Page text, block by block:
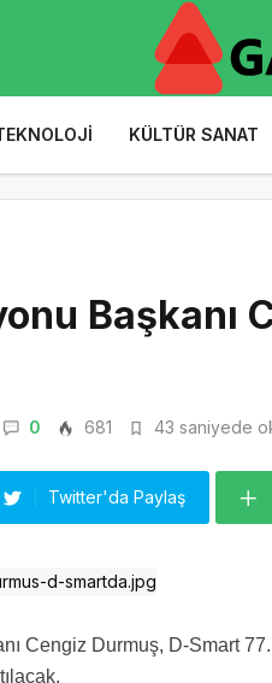
KÜLTÜR SANAT
Başkanı
0 681 43 saniyede
Twitter'da Paylaş
Cengiz Durmuş, D-Smart